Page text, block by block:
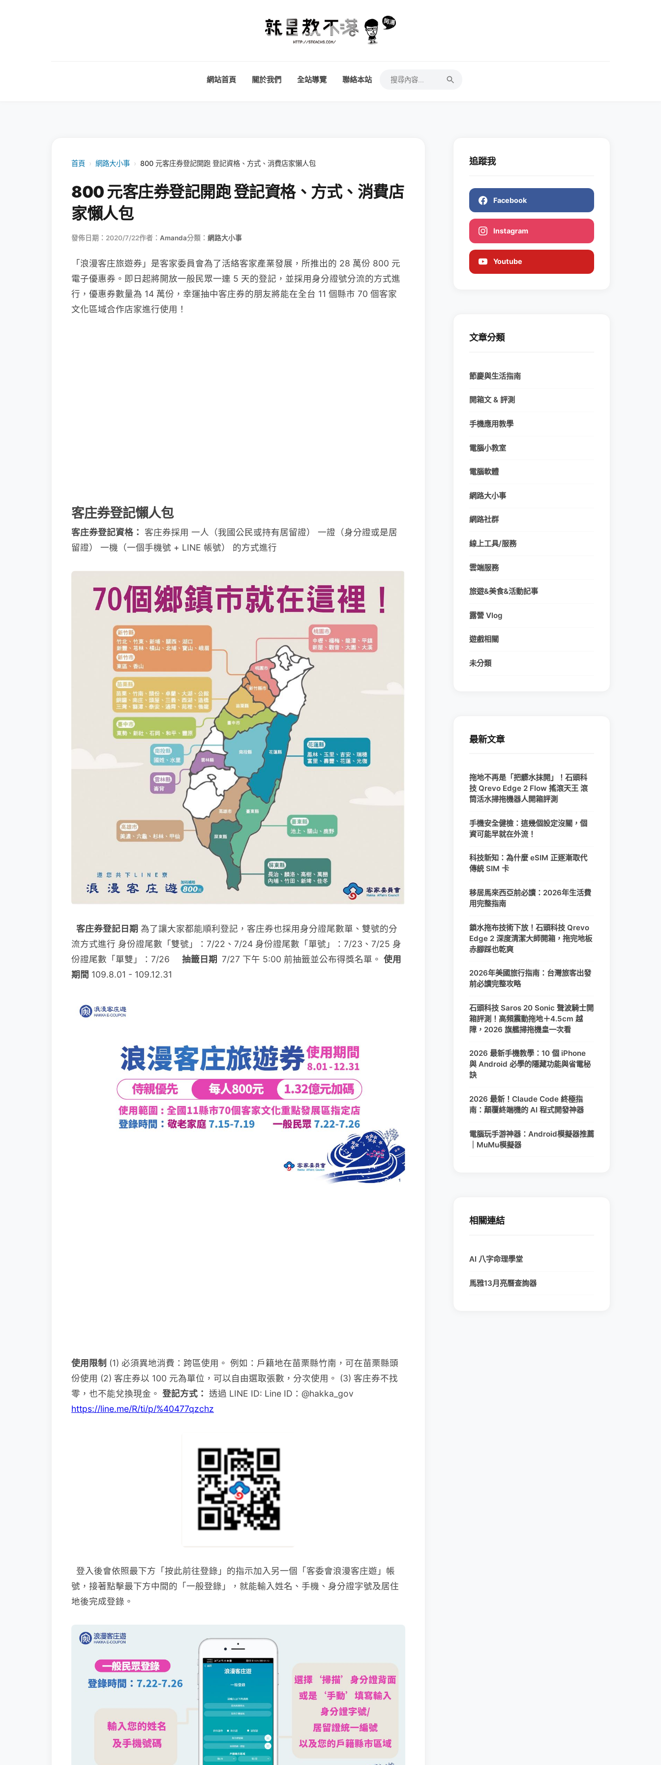
網站首頁 關於我們 全站導覽 聯絡本站
首頁 › 網路大小事 › 800 元客庄券登記開跑 登記資格、方式、消費店家懶人包
800 元客庄券登記開跑 登記資格、方式、消費店
家懶人包
發佈日期：2020/7/22作者： Amanda分類： 網路大小事
「浪漫客庄旅遊券」是客家委員會為了活絡客家產業發展，所推出的 28 萬份 800 元
電子優惠券。即日起將開放一般民眾一連 5 天的登記，並採用身分證號分流的方式進
行，優惠券數量為 14 萬份，幸運抽中客庄券的朋友將能在全台 11 個縣市 70 個客家
文化區域合作店家進行使用！
客庄券登記懶人包
客庄券登記資格：
客庄券採用 一人（我國公民或持有居留證） 一證（身分證或是居
留證） 一機（一個手機號 + LINE 帳號） 的方式進行
客庄券登記日期 為了讓大家都能順利登記，客庄券也採用身分證尾數單、雙號的分
流方式進行 身份證尾數「雙號」：7/22、7/24 身份證尾數「單號」：7/23、7/25 身
份證尾數「單雙」：7/26 抽籤日期 7/27 下午 5:00 前抽籤並公布得獎名單。 使用
期間 109.8.01 - 109.12.31
使用限制 (1) 必須異地消費：跨區使用。 例如：戶籍地在苗栗縣竹南，可在苗栗縣頭
份使用 (2) 客庄券以 100 元為單位，可以自由選取張數，分次使用。 (3) 客庄券不找
零，也不能兌換現金。 登記方式： 透過 LINE ID: Line ID：@hakka_gov
https://line.me/R/ti/p/%40477qzchz
登入後會依照最下方「按此前往登錄」的指示加入另一個「客委會浪漫客庄遊」帳
號，接著點擊最下方中間的「一般登錄」，就能輸入姓名、手機、身分證字號及居住
地後完成登錄。
追蹤我
Facebook
Instagram
Youtube
文章分類
節慶與生活指南
開箱文 & 評測
手機應用教學
電腦小教室
電腦軟體
網路大小事
網路社群
線上工具/服務
雲端服務
旅遊&美食&活動記事
露營 Vlog
遊戲相關
未分類
最新文章
拖地不再是「把髒水抹開」！石頭科
技 Qrevo Edge 2 Flow 搖滾天王 滾
筒活水掃拖機器人開箱評測
手機安全健檢：這幾個設定沒關，個
資可能早就在外流！
科技新知：為什麼 eSIM 正逐漸取代
傳統 SIM 卡
移居馬來西亞前必讀：2026年生活費
用完整指南
鎖水拖布技術下放！石頭科技 Qrevo
Edge 2 深度清潔大師開箱，拖完地板
赤腳踩也乾爽
2026年美國旅行指南：台灣旅客出發
前必讀完整攻略
石頭科技 Saros 20 Sonic 聲波騎士開
箱評測！高頻震動拖地＋4.5cm 越
障，2026 旗艦掃拖機皇一次看
2026 最新手機教學：10 個 iPhone
與 Android 必學的隱藏功能與省電秘
訣
2026 最新！Claude Code 終極指
南：顛覆終端機的 AI 程式開發神器
電腦玩手游神器：Android模擬器推薦
｜MuMu模擬器
相關連結
AI 八字命理學堂
馬雅13月亮曆查詢器